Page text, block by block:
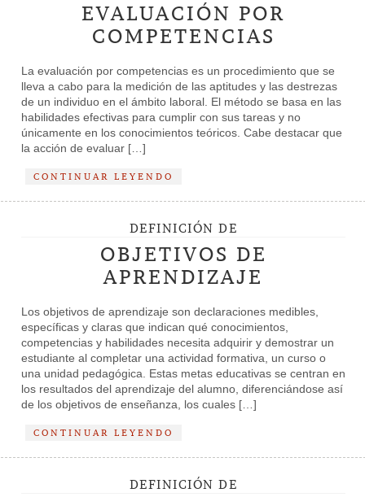
EVALUACIÓN POR
COMPETENCIAS
La evaluación por competencias es un procedimiento que se
lleva a cabo para la medición de las aptitudes y las destrezas
de un individuo en el ámbito laboral. El método se basa en las
habilidades efectivas para cumplir con sus tareas y no
únicamente en los conocimientos teóricos. Cabe destacar que
la acción de evaluar […]
CONTINUAR LEYENDO
DEFINICIÓN DE
OBJETIVOS DE
APRENDIZAJE
Los objetivos de aprendizaje son declaraciones medibles,
específicas y claras que indican qué conocimientos,
competencias y habilidades necesita adquirir y demostrar un
estudiante al completar una actividad formativa, un curso o
una unidad pedagógica. Estas metas educativas se centran en
los resultados del aprendizaje del alumno, diferenciándose así
de los objetivos de enseñanza, los cuales […]
CONTINUAR LEYENDO
DEFINICIÓN DE